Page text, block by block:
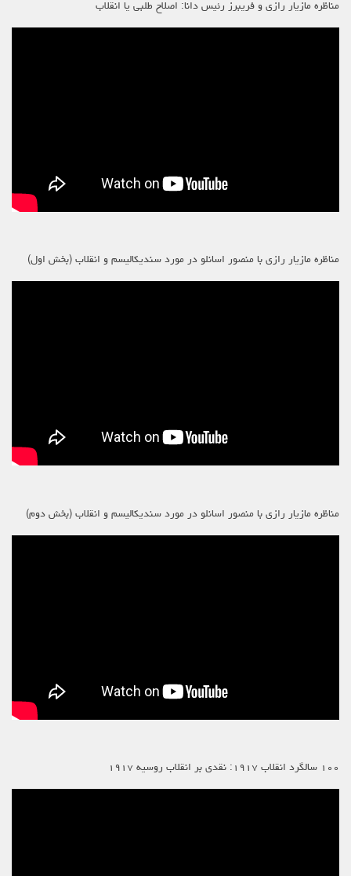
مناظره مازیار رازی و فریبرز رئیس دانا: اصلاح طلبی یا انقلاب
مناظره مازیار رازی با منصور اسانلو در مورد سندیکالیسم و انقلاب (بخش اول)
مناظره مازیار رازی با منصور اسانلو در مورد سندیکالیسم و انقلاب (بخش دوم)
۱۰۰ سالگرد انقلاب ۱۹۱۷: نقدی بر انقلاب روسیه ۱۹۱۷